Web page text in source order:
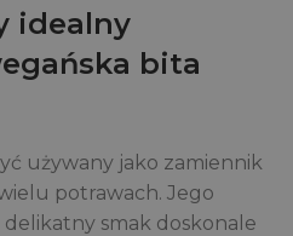
idealny
bita
używany jako zamiennik
potrawach. Jego
smak doskonale